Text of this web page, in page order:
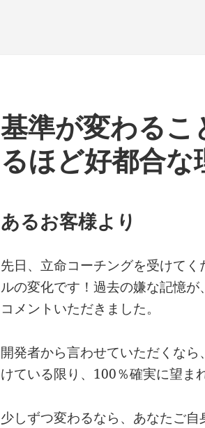
基準が変わるこ
るほど好都合な
あるお客様より
先日、立命コーチングを受けて
ルの変化です！過去の嫌な記憶
コメントいただきました。
開発者から言わせていただくな
けている限り、100％確実に望ま
少しずつ変わるなら、あなたご